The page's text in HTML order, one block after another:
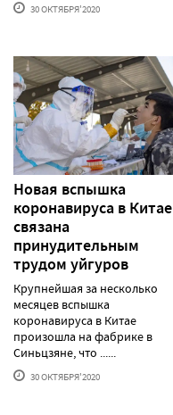
30 ОКТЯБРЯ'2020
Новая вспышка
коронавируса в Китае
связана
принудительным
трудом уйгуров
Крупнейшая за несколько
месяцев вспышка
коронавируса в Китае
произошла на фабрике в
Синьцзяне, что ......
30 ОКТЯБРЯ'2020